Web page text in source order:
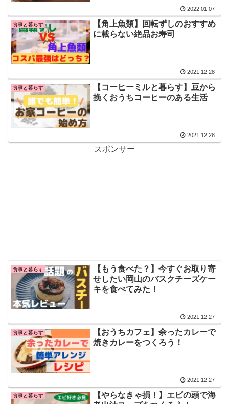
2022.01.07
食事と暮らす
【角上魚類】回転ずしのおすすめ
に載らない絶品お寿司
2021.12.28
食事と暮らす
【コーヒーミルと暮らす】豆から
挽くおうちコーヒーのある生活
2021.12.28
スポンサー
食事と暮らす
【もう食べた？】今すぐお取り寄
せしたい岡山のバスクチーズケー
キを食べてみた！
2021.12.27
食事と暮らす
【おうちカフェ】余ったカレーで
焼きカレーをつくろう！
2021.12.27
食事と暮らす
【やらなきゃ損！】エビの頭で海